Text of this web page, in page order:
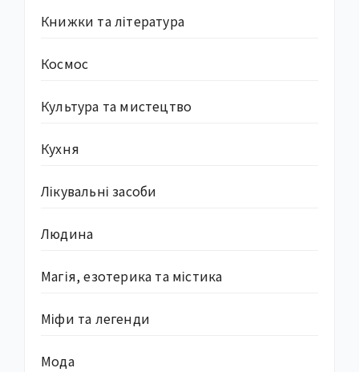
Книжки та література
Космос
Культура та мистецтво
Кухня
Лікувальні засоби
Людина
Магія, езотерика та містика
Міфи та легенди
Мода